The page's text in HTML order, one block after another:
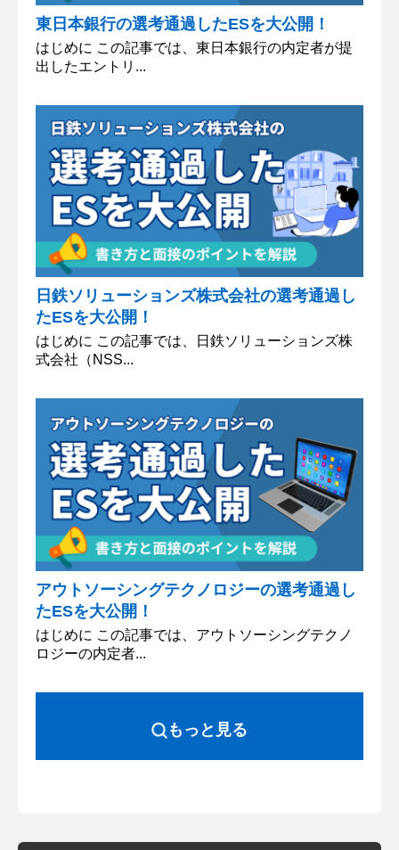
東日本銀行の選考通過したESを大公開！
はじめに この記事では、東日本銀行の内定者が提
出したエントリ...
日鉄ソリューションズ株式会社の選考通過し
たESを大公開！
はじめに この記事では、日鉄ソリューションズ株
式会社（NSS...
アウトソーシングテクノロジーの選考通過し
たESを大公開！
はじめに この記事では、アウトソーシングテクノ
ロジーの内定者...
もっと見る